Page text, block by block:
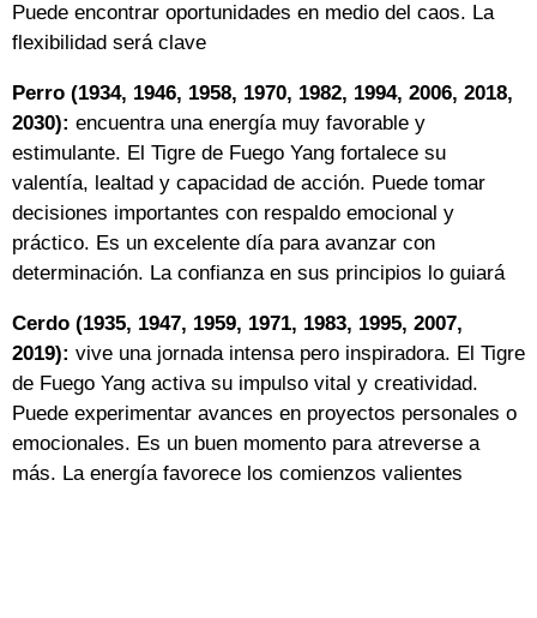
Puede encontrar oportunidades en medio del caos. La
flexibilidad será clave
Perro (1934, 1946, 1958, 1970, 1982, 1994, 2006, 2018,
2030): encuentra una energía muy favorable y
estimulante. El Tigre de Fuego Yang fortalece su
valentía, lealtad y capacidad de acción. Puede tomar
decisiones importantes con respaldo emocional y
práctico. Es un excelente día para avanzar con
determinación. La confianza en sus principios lo guiará
Cerdo (1935, 1947, 1959, 1971, 1983, 1995, 2007,
2019): vive una jornada intensa pero inspiradora. El Tigre
de Fuego Yang activa su impulso vital y creatividad.
Puede experimentar avances en proyectos personales o
emocionales. Es un buen momento para atreverse a
más. La energía favorece los comienzos valientes